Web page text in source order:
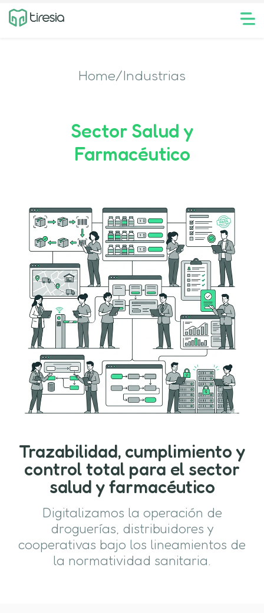
Home/Industrias
Sector Salud y
Farmacéutico
Trazabilidad, cumplimiento y
control total para el sector
salud y farmacéutico
Digitalizamos la operación de
droguerías, distribuidores y
cooperativas bajo los lineamientos de
la normatividad sanitaria.